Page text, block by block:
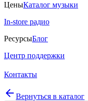
ЦеныКаталог музыки
In-store радио
РесурсыБлог
Центр поддержки
Контакты
Вернуться в каталог